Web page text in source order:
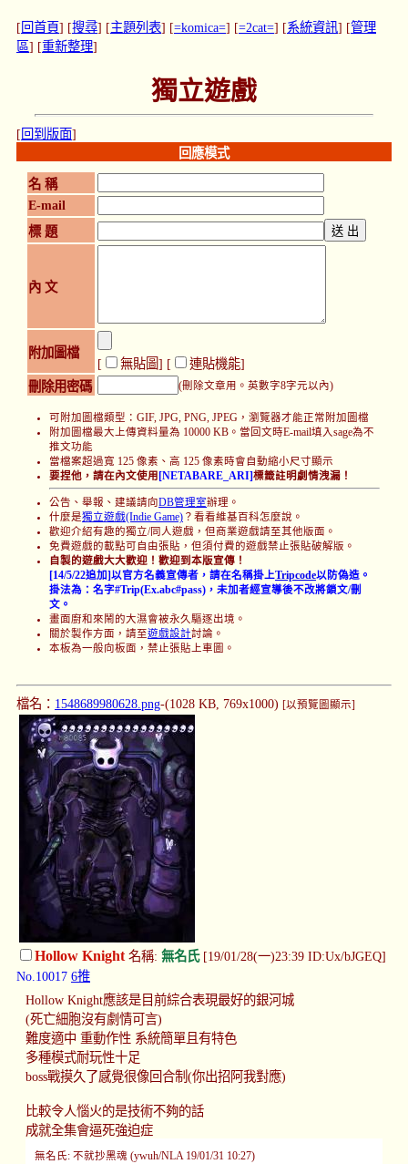
[ 回首頁] [搜尋] [主題列表] [=komica=] [=2cat=] [系統資訊] [管理
區] [重新整理]
獨立遊戲
[ 回到版面]
回應模式
名 稱
E-mail
標 題
內 文
附加圖檔
[ 無貼圖] [ 連貼機能]
刪除用密碼
(刪除文章用。英數字8字元以內)
可附加圖檔類型：GIF, JPG, PNG, JPEG，瀏覽器才能正常附加圖檔
附加圖檔最大上傳資料量為 10000 KB。當回文時E-mail填入sage為不
推文功能
當檔案超過寬 125 像素、高 125 像素時會自動縮小尺寸顯示
要捏他，請在內文使用 [NETABARE_ARI]標籤註明劇情洩漏！
公告、舉報、建議請向 DB管理室辦理。
什麼是獨立遊戲(Indie Game) ？看看維基百科怎麼說。
歡迎介紹有趣的獨立/同人遊戲，但商業遊戲請至其他版面。
免費遊戲的載點可自由張貼，但須付費的遊戲禁止張貼破解版。
自製的遊戲大大歡迎！歡迎到本版宣傳！
[14/5/22追加]以官方名義宣傳者，請在名稱掛上Tripcode以防偽造。
掛法為：名字#Trip(Ex.abc#pass)，未加者經宣導後不改將鎖文/刪
文。
畫面廚和來鬧的大濕會被永久驅逐出境。
關於製作方面，請至遊戲設計討論。
本板為一般向板面，禁止張貼上車圖。
檔名： 1548689980628.png-(1028 KB, 769x1000) [以預覽圖顯示]
Hollow Knight名稱: 無名氏[19/01/28(一)23:39 ID:Ux/bJGEQ]
No.10017 6推
Hollow Knight應該是目前綜合表現最好的銀河城
(死亡細胞沒有劇情可言)
難度適中 重動作性 系統簡單且有特色
多種模式耐玩性十足
boss戰摸久了感覺很像回合制(你出招阿我對應)
比較令人惱火的是技術不夠的話
成就全集會逼死強迫症
無名氏: 不就抄黑魂 (ywuh/NLA 19/01/31 10:27)